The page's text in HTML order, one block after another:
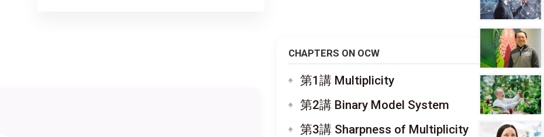
CHAPTERS ON OCW
第1講 Multiplicity
第2講 Binary Model System
第3講 Sharpness of Multiplicity